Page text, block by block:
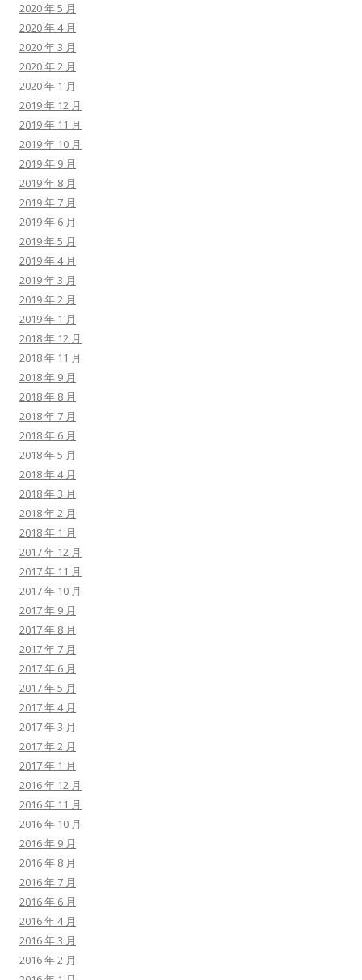
2020 年 5 月
2020 年 4 月
2020 年 3 月
2020 年 2 月
2020 年 1 月
2019 年 12 月
2019 年 11 月
2019 年 10 月
2019 年 9 月
2019 年 8 月
2019 年 7 月
2019 年 6 月
2019 年 5 月
2019 年 4 月
2019 年 3 月
2019 年 2 月
2019 年 1 月
2018 年 12 月
2018 年 11 月
2018 年 9 月
2018 年 8 月
2018 年 7 月
2018 年 6 月
2018 年 5 月
2018 年 4 月
2018 年 3 月
2018 年 2 月
2018 年 1 月
2017 年 12 月
2017 年 11 月
2017 年 10 月
2017 年 9 月
2017 年 8 月
2017 年 7 月
2017 年 6 月
2017 年 5 月
2017 年 4 月
2017 年 3 月
2017 年 2 月
2017 年 1 月
2016 年 12 月
2016 年 11 月
2016 年 10 月
2016 年 9 月
2016 年 8 月
2016 年 7 月
2016 年 6 月
2016 年 4 月
2016 年 3 月
2016 年 2 月